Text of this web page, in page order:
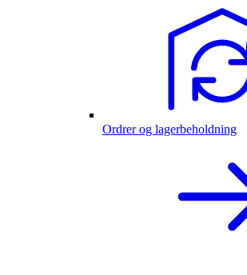
Ordrer og lagerbeholdning